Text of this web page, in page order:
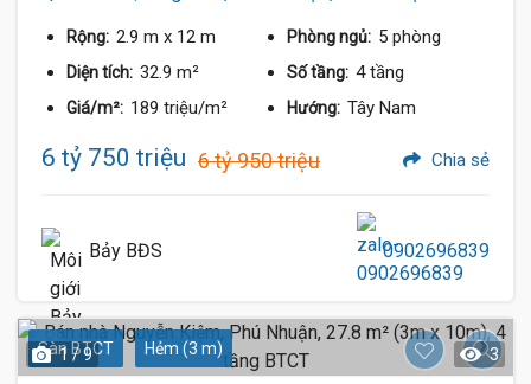
Rộng: 2.9 m x 12 m Phòng ngủ: 5 phòng
Diện tích: 32.9 m² Số tầng: 4 tầng
Giá/m²: 189 triệu/m² Hướng: Tây Nam
6 tỷ 750 triệu 6 tỷ 950 triệu Chia sẻ
Bảy BĐS 0902696839
Sàn BTCT Hẻm (3 m)
1 / 9 3